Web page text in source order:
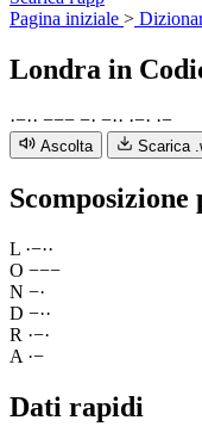
Pagina iniziale >
Londra in
·−·· −−− −· −·· ·−· ·−
Ascolta Scarica
L ·−··
O −−−
N −·
D −··
R ·−·
A ·−
Dati rapidi